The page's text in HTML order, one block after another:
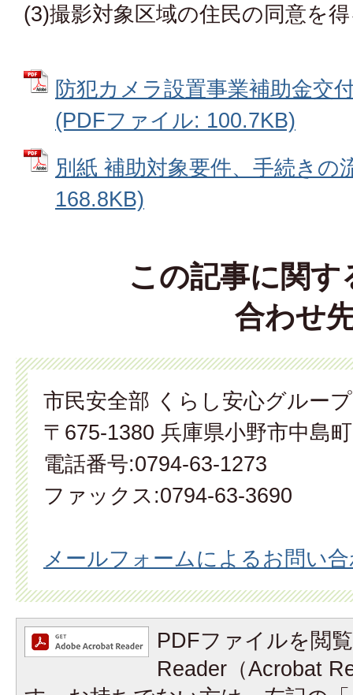
(3)撮影対象区域の住民の同意を
防犯カメラ設置事業補助金交
(PDFファイル: 100.7KB)
別紙 補助対象要件、手続きの
168.8KB)
この記事に関す
合わせ
市民安全部 くらし安心グループ
〒675-1380 兵庫県小野市中島
電話番号:0794-63-1273
ファックス:0794-63-3690
メールフォームによるお問い
PDFファイルを閲
Reader（Acrobat